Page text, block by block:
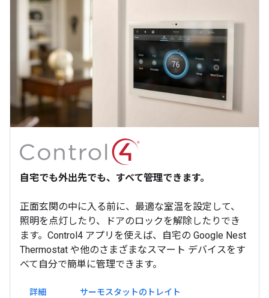
自宅でも外出先でも、すべて管理できます。
正面玄関の中に入る前に、最適な室温を設定して、
照明を点灯したり、ドアのロックを解除したりでき
ます。Control4 アプリを使えば、自宅の Google Nest
Thermostat や他のさまざまなスマート デバイスをす
べて自分で簡単に管理できます。
詳細 サーモスタットのトレイト